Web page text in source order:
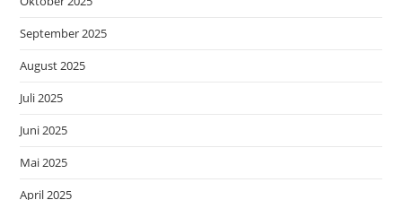
September 2025
August 2025
Juli 2025
Juni 2025
Mai 2025
April 2025